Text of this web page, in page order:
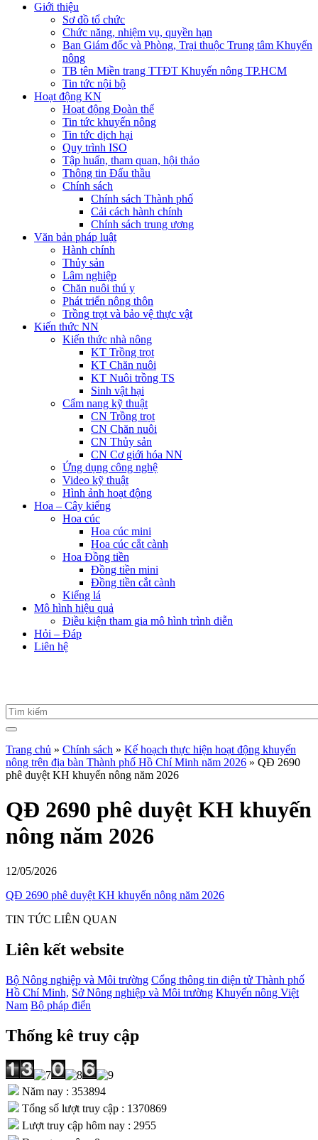
Giới thiệu
Sơ đồ tổ chức
Chức năng, nhiệm vụ, quyền hạn
Ban Giám đốc và Phòng, Trại thuộc Trung tâm Khuyến
nông
TB tên Miền trang TTĐT Khuyến nông TP.HCM
Tin tức nội bộ
Hoạt động KN
Hoạt động Đoàn thể
Tin tức khuyến nông
Tin tức dịch hại
Quy trình ISO
Tập huấn, tham quan, hội thảo
Thông tin Đấu thầu
Chính sách
Chính sách Thành phố
Cải cách hành chính
Chính sách trung ương
Văn bản pháp luật
Hành chính
Thủy sản
Lâm nghiệp
Chăn nuôi thú y
Phát triển nông thôn
Trồng trọt và bảo vệ thực vật
Kiến thức NN
Kiến thức nhà nông
KT Trồng trọt
KT Chăn nuôi
KT Nuôi trồng TS
Sinh vật hại
Cẩm nang kỹ thuật
CN Trồng trọt
CN Chăn nuôi
CN Thủy sản
CN Cơ giới hóa NN
Ứng dụng công nghệ
Video kỹ thuật
Hình ảnh hoạt động
Hoa – Cây kiểng
Hoa cúc
Hoa cúc mini
Hoa cúc cắt cành
Hoa Đồng tiền
Đồng tiền mini
Đồng tiền cắt cành
Kiểng lá
Mô hình hiệu quả
Điều kiện tham gia mô hình trình diễn
Hỏi – Đáp
Liên hệ
Trang chủ » Chính sách » Kế hoạch thực hiện hoạt động khuyến
nông trên địa bàn Thành phố Hồ Chí Minh năm 2026 » QĐ 2690
phê duyệt KH khuyến nông năm 2026
QĐ 2690 phê duyệt KH khuyến
nông năm 2026
12/05/2026
QĐ 2690 phê duyệt KH khuyến nông năm 2026
TIN TỨC LIÊN QUAN
Liên kết website
Bộ Nông nghiệp và Môi trường Cổng thông tin điện tử Thành phố
Hồ Chí Minh, Sở Nông nghiệp và Môi trường Khuyến nông Việt
Nam Bộ pháp điển
Thống kê truy cập
Năm nay : 353894
Tổng số lượt truy cập : 1370869
Lượt truy cập hôm nay : 2955